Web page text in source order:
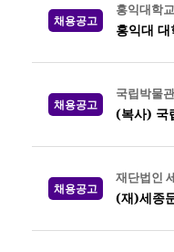
채용공고
홍익대학
홍익대
채용공고
국립박물
(복사) 국
채용공고
재단법인
(재)세종